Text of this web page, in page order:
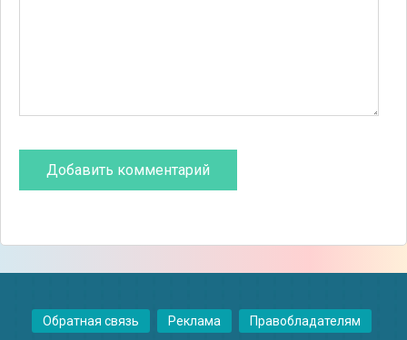
Обратная связь Реклама Правобладателям